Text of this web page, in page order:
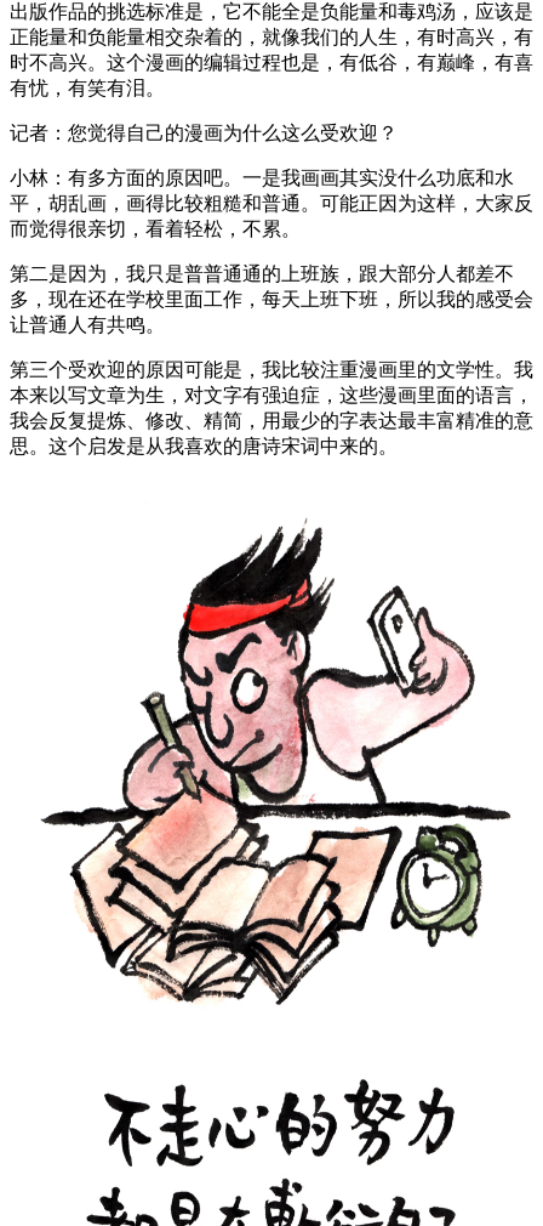
出版作品的挑选标准是，它不能全是负能量和毒鸡汤，应该是
正能量和负能量相交杂着的，就像我们的人生，有时高兴，有
时不高兴。这个漫画的编辑过程也是，有低谷，有巅峰，有喜
有忧，有笑有泪。
记者：您觉得自己的漫画为什么这么受欢迎？
小林：有多方面的原因吧。一是我画画其实没什么功底和水
平，胡乱画，画得比较粗糙和普通。可能正因为这样，大家反
而觉得很亲切，看着轻松，不累。
第二是因为，我只是普普通通的上班族，跟大部分人都差不
多，现在还在学校里面工作，每天上班下班，所以我的感受会
让普通人有共鸣。
第三个受欢迎的原因可能是，我比较注重漫画里的文学性。我
本来以写文章为生，对文字有强迫症，这些漫画里面的语言，
我会反复提炼、修改、精简，用最少的字表达最丰富精准的意
思。这个启发是从我喜欢的唐诗宋词中来的。